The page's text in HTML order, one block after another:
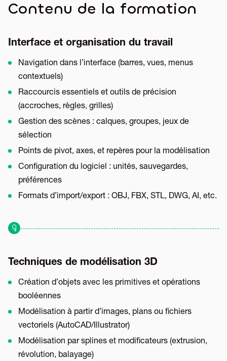
Contenu de la formation
Interface et organisation du travail
Navigation dans l’interface (barres, vues, menus
contextuels)
Raccourcis essentiels et outils de précision
(accroches, règles, grilles)
Gestion des scènes : calques, groupes, jeux de
sélection
Points de pivot, axes, et repères pour la modélisation
Configuration du logiciel : unités, sauvegardes,
préférences
Formats d’import/export : OBJ, FBX, STL, DWG, AI, etc.
Techniques de modélisation 3D
Création d’objets avec les primitives et opérations
booléennes
Modélisation à partir d’images, plans ou fichiers
vectoriels (AutoCAD/Illustrator)
Modélisation par splines et modificateurs (extrusion,
révolution, balayage)